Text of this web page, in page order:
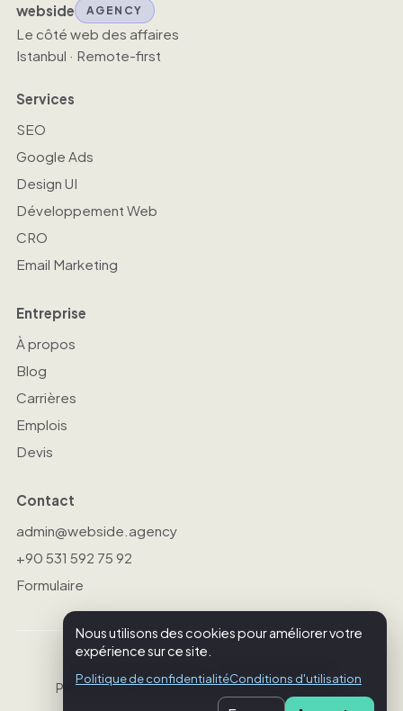
webside AGENCY
Le côté web des affaires
Istanbul · Remote-first
Services
SEO
Google Ads
Design UI
Développement Web
CRO
Email Marketing
Entreprise
À propos
Blog
Carrières
Emplois
Devis
Contact
admin@webside.agency
+90 531 592 75 92
Formulaire
Politique de confidentialitéConditions d'utilisation
Nous utilisons des cookies pour améliorer votre
expérience sur ce site.
Politique de confidentialitéConditions d'utilisation